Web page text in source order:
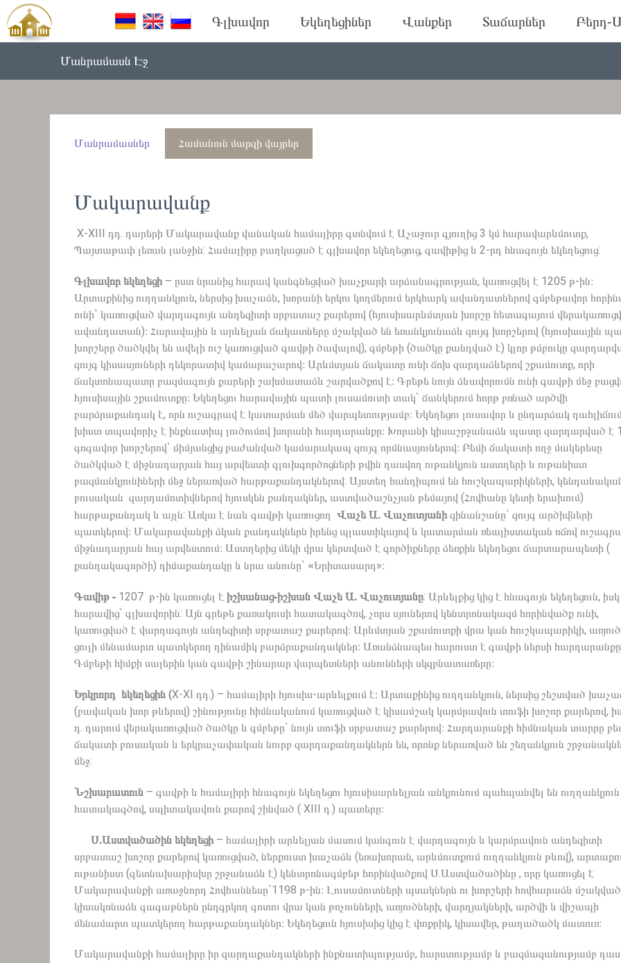
Գլխավոր Եկեղեցիներ Վանքեր Տաճարներ Բերդ-
Մանրամասն Էջ
Մանրամասներ Համանուն մարզի վայրեր
Մակարավանք
X-XIII դդ. դարերի Մակարավանք վանական համալիրը գտնվում է Աչաջուր գյուղից 3 կմ հարավարևմուտք,
Պայտաթափ լեռան լանջին: Համալիրը բաղկացած է գլխավոր եկեղեցուց, գավիթից և 2-րդ հնագույն եկեղեցուց:
Գլխավոր եկեղեցի– ըստ նրանից հարավ կանգնեցված խաչքարի արձանագրության, կառուցվել է 1205 թ-ին։
Արտաքինից ուղղանկյուն, ներսից խաչաձև, խորանի երկու կողմերում երկհարկ ավանդատներով գմբեթավոր
ունի` կառուցված վարդագույն անդեզիտի սրբատաշ քարերով (հյուսիսարևմտյան խորշը հետագայում
ավանդատան)։ Հարավային և արևելյան ճակատները մշակված են եռանկյունաձև զույգ խորշերով (հյուսիսային
խորշերը ծածկվել են ավելի ուշ կառուցված գավթի ծավալով), գմբեթի (ծածկը քանդված է) կլոր թմբուկը
զույգ կիսասյուների դեկորատիվ կամարաշարով։ Արևմտյան ճակատը ունի ճոխ զարդաձևերով շքամուտք, որի
ճակտոնապատը բազմագույն քարերի շախմատաձև շարվածքով է։ Գրեթե նույն ձևավորումն ունի գավթի մեջ
հյուսիսային շքամուտքը։ Եկեղեցու հարավային պատի լուսամուտի տակ` ճանկերում հորթ բռնած արծվի
բարձրաքանդակ է, որն ուշագրավ է կատարման մեծ վարպետությամբ։ Եկեղեցու լուսավոր և ընդարձակ
խիստ տպավորիչ է ինքնատիպ լուծումով խորանի հարդարանքը։ Խորանի կիսաշրջանաձև պատը զարդարված է
գոգավոր խորշերով` միմյանցից բաժանված կամարակապ զույգ որմնասյուներով։ Բեմի ճակատի ողջ մակերեսը
ծածկված է միջնադարյան հայ արվեստի գլուխգործոցների թվին դասվող ութանկյուն աստղերի և ութանիստ
բազմանկյունիների մեջ ներառված հարթաքանդակներով: Այստեղ հանդիպում են հուշկապարիկների,
բուսական զարդամոտիվներով հյուսկեն քանդակներ, աստվածաշնչյան թեմայով (Հովհանը կետի երախում)
հարթաքանդակ և այլն: Առկա է նաև գավթի կառուցող ՎաչեԱ.Վաչուտյանիզինանշանը` զույգ արծիվների
պատկերով։ Մակարավանքի ձկան քանդակներն իրենց պլաստիկայով և կատարման ռեալիստական ոճով
միջնադարյան հայ արվեստում։ Աստղերից մեկի վրա կերտված է գործիքները ձեռքին եկեղեցու ճարտարապետի (
քանդակագործի) դիմաքանդակը և նրա անունը` «Երիտասարդ»։
Գավիթ- 1207 թ-ին կառուցել է իշխանաց-իշխանՎաչեԱ.Վաչուտյանը: Արևելքից կից է հնագույն եկեղեցուն, իսկ
հարավից` գլխավորին: Այն գրեթե քառակուսի հատակագծով, չորս սյուներով կենտրոնակազմ հորինվածք ունի,
կառուցված է վարդագույն անդեզիտի սրբատաշ քարերով։ Արևմտյան շքամուտքի վրա կան հուշկապարիկի,
ցուլի մենամարտ պատկերող դինամիկ բարձրաքանդակներ։ Առանձնապես հարուստ է գավթի ներսի
Գմբեթի հիմքի սալերին կան գավթի շինարար վարպետների անունների սկզբնատառերը։
Երկրորդ եկեղեցին(X-XI դդ.) – համալիրի հյուսիս-արևելքում է։ Արտաքինից ուղղանկյուն, ներսից շեշտված
(բավական խոր թևերով) շինությունը հիմնականում կառուցված է կիսամշակ կարմրավուն տուֆի խոշոր քարերով,
դ. դարում վերակառուցված ծածկը և գմբեթը` նույն տուֆի սրբատաշ քարերով։ Հարդարանքի հիմնական տարրը
ճակատի բուսական և երկրաչափական նուրբ զարդաքանդակներն են, որոնք ներառված են շեղանկյուն
մեջ:
Նշխարատուն – գավթի և համալիրի հնագույն եկեղեցու հյուսիսարևելյան անկյունում պահպանվել են ուղղանկյուն
հատակագծով, սպիտակավուն քարով շինված ( XIII դ.) պատերը։
Ս.Աստվածածինեկեղեցի– համալիրի արևելյան մասում կանգուն է վարդագույն և կարմրավուն անդեզիտի
սրբատաշ խոշոր քարերով կառուցված, ներքուստ խաչաձև (եռախորան, արևմուտքում ուղղանկյուն թևով),
ութանիստ (գետնախարիսխը շրջանաձև է) կենտրոնագմբեթ հորինվածքով Ս.Աստվածածինը , որը կառուցել է
Մակարավանքի առաջնորդ Հովհաննեսը`1198 թ-ին։ Լուսամուտների պսակներն ու խորշերի հովհարաձև մշակված
կիսակոնաձև գագաթներն ընդգրկող գոտու վրա կան թռչունների, առյուծների, վարդյակների, արծվի և վիշապի
մենամարտ պատկերող հարթաքանդակներ։ Եկեղեցուն հյուսիսից կից է փոքրիկ, կիսավեր, թաղածածկ մատուռ։
Մակարավանքի համալիրը իր զարդաքանդակների ինքնատիպությամբ, հարստությամբ և բազմազանությամբ